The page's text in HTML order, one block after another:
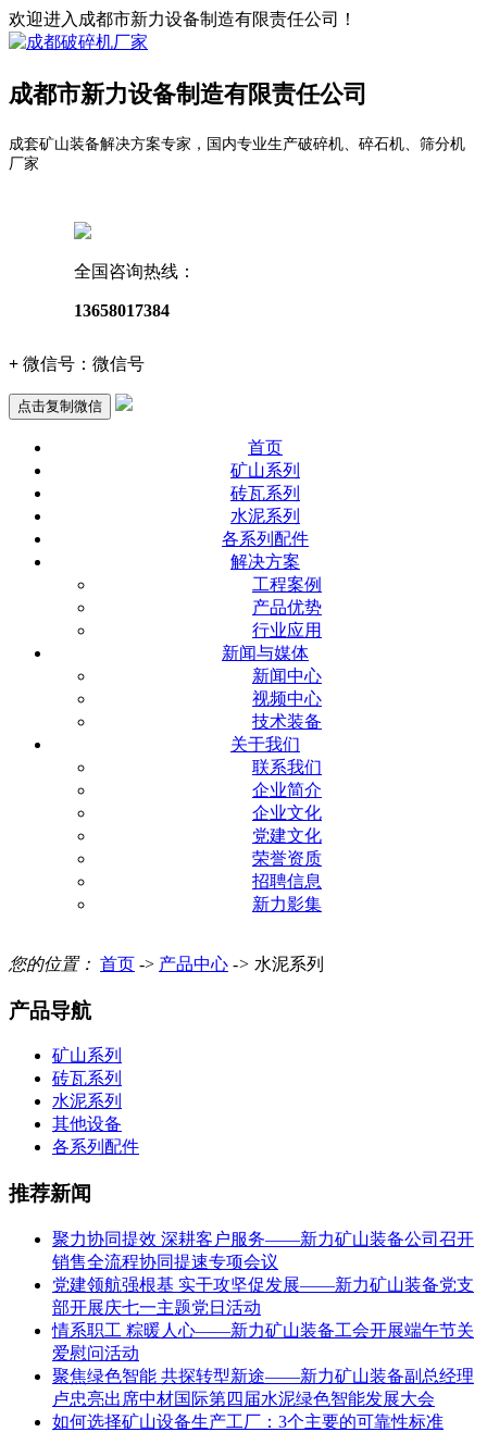
欢迎进入成都市新力设备制造有限责任公司！
成都市新力设备制造有限责任公司
成套矿山装备解决方案专家，国内专业生产破碎机、碎石机、筛分机
厂家
全国咨询热线：
13658017384
+ 微信号： 微信号
点击复制微信
首页
矿山系列
砖瓦系列
水泥系列
各系列配件
解决方案
工程案例
产品优势
行业应用
新闻与媒体
新闻中心
视频中心
技术装备
关于我们
联系我们
企业简介
企业文化
党建文化
荣誉资质
招聘信息
新力影集
您的位置： 首页 -> 产品中心 -> 水泥系列
产品导航
矿山系列
砖瓦系列
水泥系列
其他设备
各系列配件
推荐新闻
聚力协同提效 深耕客户服务——新力矿山装备公司召开
销售全流程协同提速专项会议
党建领航强根基 实干攻坚促发展——新力矿山装备党支
部开展庆七一主题党日活动
情系职工 粽暖人心——新力矿山装备工会开展端午节关
爱慰问活动
聚焦绿色智能 共探转型新途——新力矿山装备副总经理
卢忠亮出席中材国际第四届水泥绿色智能发展大会
如何选择矿山设备生产工厂：3个主要的可靠性标准